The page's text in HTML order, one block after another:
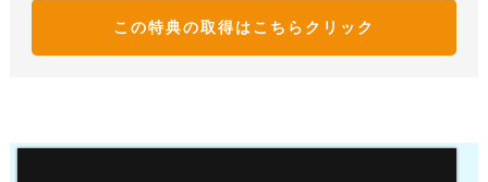
この特典の取得はこち らクリック